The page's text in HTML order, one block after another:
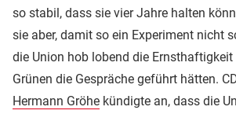
so stabil, dass sie vier Jahre halten
sie aber, damit so ein Experiment nicht
die Union hob lobend die Ernsthaftigkeit
Grünen die Gespräche geführt hätten.
Hermann Gröhe kündigte an, dass die